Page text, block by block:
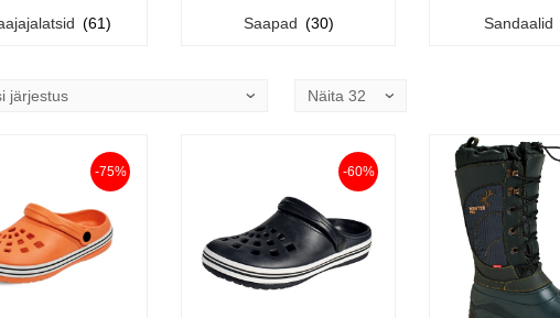
(61) Saapad (30) Sandaalid
-75% -60%